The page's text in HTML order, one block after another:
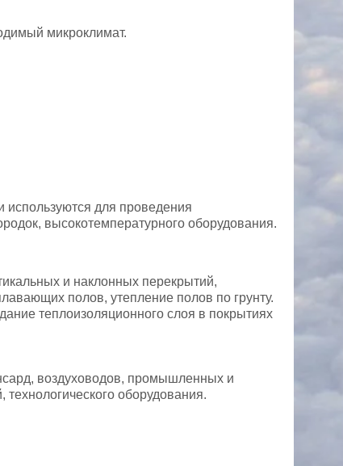
микроклимат.
используются для проведения
высокотемпературного оборудования.
и наклонных перекрытий,
полов, утепление полов по грунту.
теплоизоляционного слоя в покрытиях
воздуховодов, промышленных и
оборудования.